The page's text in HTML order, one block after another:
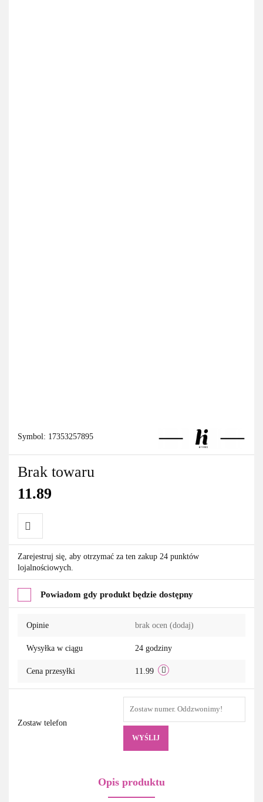
Symbol: 17353257895
Brak towaru
11.89
Do
Zarejestruj się, aby otrzymać za ten zakup 24 punktów
lojalnościowych.
Powiadom gdy produkt będzie dostępny
Opinie brak ocen (dodaj)
Wysyłka w ciągu 24 godziny
Cena przesyłki 11.99
Zostaw telefon
WYŚLIJ
Opis produktu